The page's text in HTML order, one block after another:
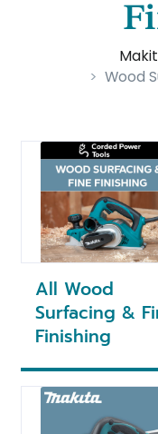
Wood
All Wood
Surfacing &
Finishing